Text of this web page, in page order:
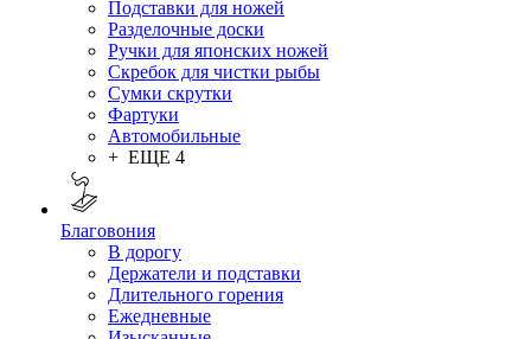
Подставки для ножей
Разделочные доски
Ручки для японских ножей
Скребок для чистки рыбы
Сумки скрутки
Фартуки
Автомобильные
+ ЕЩЕ 4
Благовония
В дорогу
Держатели и подставки
Длительного горения
Ежедневные